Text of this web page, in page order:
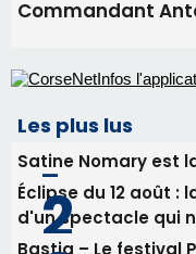
d'un spectacle qui
avant le concert de
consommation en
La gendarmerie
face à une nouvelle
vin